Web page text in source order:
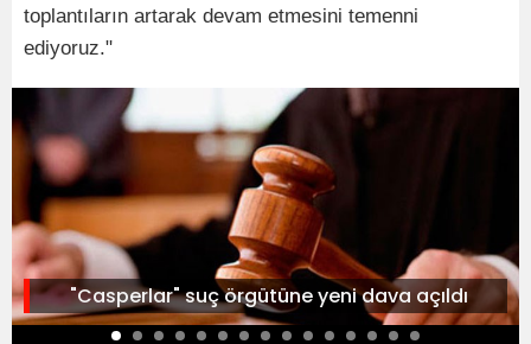
toplantıların artarak devam etmesini temenni
ediyoruz."
"Casperlar" suç örgütüne yeni dava açıldı